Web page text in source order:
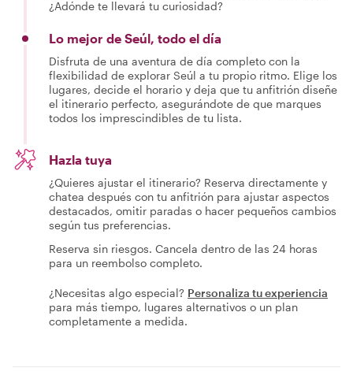
¿Adónde te llevará tu curiosidad?
Lo mejor de Seúl, todo el día
Disfruta de una aventura de día completo con la
flexibilidad de explorar Seúl a tu propio ritmo. Elige los
lugares, decide el horario y deja que tu anfitrión diseñe
el itinerario perfecto, asegurándote de que marques
todos los imprescindibles de tu lista.
Hazla tuya
¿Quieres ajustar el itinerario? Reserva directamente y
chatea después con tu anfitrión para ajustar aspectos
destacados, omitir paradas o hacer pequeños cambios
según tus preferencias.
Reserva sin riesgos. Cancela dentro de las 24 horas
para un reembolso completo.
¿Necesitas algo especial? Personaliza tu experiencia
para más tiempo, lugares alternativos o un plan
completamente a medida.